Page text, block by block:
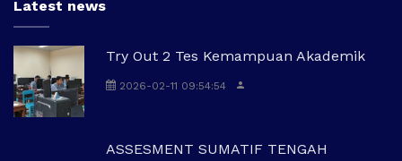
Latest news
Try Out 2 Tes Kemampuan Akademik
2026-02-11 09:54:54
ASSESMENT SUMATIF TENGAH